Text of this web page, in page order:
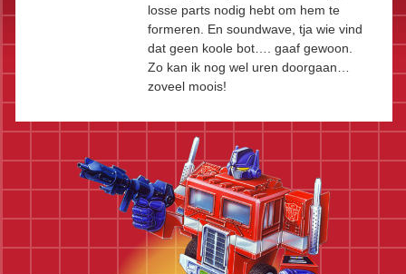
losse parts nodig hebt om hem te
formeren. En soundwave, tja wie vind
dat geen koole bot…. gaaf gewoon.
Zo kan ik nog wel uren doorgaan…
zoveel moois!